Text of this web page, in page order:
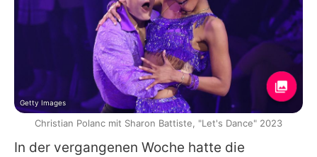
In der vergangenen Woche hatte die
Getty Images
Christian Polanc mit Sharon Battiste, "Let's Dance" 2023